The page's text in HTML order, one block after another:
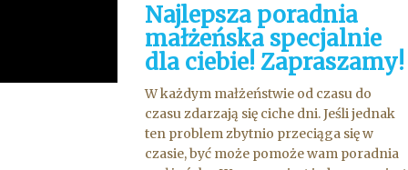
Najlepsza poradnia
małżeńska specjalnie
dla ciebie! Zapraszamy!
W każdym małżeństwie od czasu do
czasu zdarzają się ciche dni. Jeśli jednak
ten problem zbytnio przeciąga się w
czasie, być może pomoże wam poradnia